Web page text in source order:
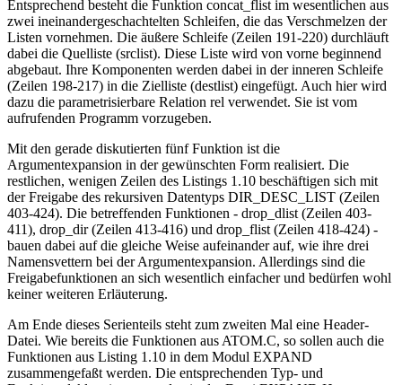
Entsprechend besteht die Funktion concat_flist im wesentlichen aus
zwei ineinandergeschachtelten Schleifen, die das Verschmelzen der
Listen vornehmen. Die äußere Schleife (Zeilen 191-220) durchläuft
dabei die Quelliste (srclist). Diese Liste wird von vorne beginnend
abgebaut. Ihre Komponenten werden dabei in der inneren Schleife
(Zeilen 198-217) in die Zielliste (destlist) eingefügt. Auch hier wird
dazu die parametrisierbare Relation rel verwendet. Sie ist vom
aufrufenden Programm vorzugeben.
Mit den gerade diskutierten fünf Funktion ist die
Argumentexpansion in der gewünschten Form realisiert. Die
restlichen, wenigen Zeilen des Listings 1.10 beschäftigen sich mit
der Freigabe des rekursiven Datentyps DIR_DESC_LIST (Zeilen
403-424). Die betreffenden Funktionen - drop_dlist (Zeilen 403-
411), drop_dir (Zeilen 413-416) und drop_flist (Zeilen 418-424) -
bauen dabei auf die gleiche Weise aufeinander auf, wie ihre drei
Namensvettern bei der Argumentexpansion. Allerdings sind die
Freigabefunktionen an sich wesentlich einfacher und bedürfen wohl
keiner weiteren Erläuterung.
Am Ende dieses Serienteils steht zum zweiten Mal eine Header-
Datei. Wie bereits die Funktionen aus ATOM.C, so sollen auch die
Funktionen aus Listing 1.10 in dem Modul EXPAND
zusammengefaßt werden. Die entsprechenden Typ- und